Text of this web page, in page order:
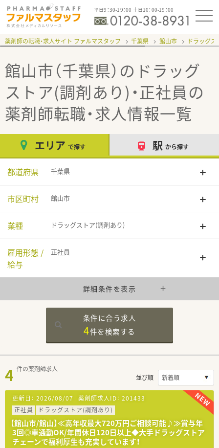
平日9：30-19：00 土日10：00-19：00
薬剤師の転職・求人サイト ファルマスタッフ 千葉県 館山市 ドラッグ
館山市（千葉県）のドラッグ
ストア(調剤あり)・正社員の
薬剤師転職・求人情報一覧
エリア で探す 駅 から探す
都道府県 千葉県
市区町村 館山市
業種 ドラッグストア(調剤あり)
雇用形態 /
給与
正社員
詳細条件を表示
条件に合う求人
4件を検索する
4 件の薬剤師求人
並び順
更新日： 2026/08/07 薬剤師求人ID： 201433
正社員
ドラッグストア(調剤あり)
【館山市/館山】≪高年収最大720万円ご相談可能♪≫賞与年
3回◎車通勤OK/年間休日120日以上◆大手ドラッグストア
チェーンで福利厚生も充実しています！